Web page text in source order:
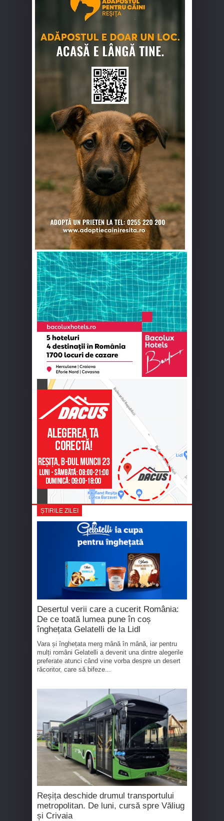
ȘTIRILE ZILEI
Desertul verii care a cucerit România:
De ce toată lumea pune în coș
înghețata Gelatelli de la Lidl
Vara și înghețata merg mână în mână, iar pentru
mulți români Gelatelli a devenit una dintre alegerile
preferate atunci când vine vorba despre un desert
răcoritor, care să bifeze...
Reșița deschide drumul transportului
metropolitan. De luni, cursă spre Văliug
și Crivaia